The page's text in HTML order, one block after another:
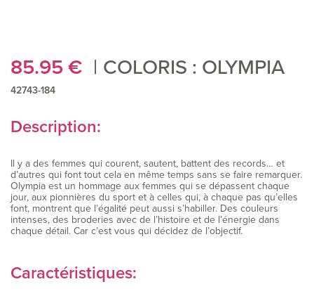
85.95 € COLORIS : OLYMPIA
42743-184
Description:
Il y a des femmes qui courent, sautent, battent des records… et
d’autres qui font tout cela en même temps sans se faire remarquer.
Olympia est un hommage aux femmes qui se dépassent chaque
jour, aux pionnières du sport et à celles qui, à chaque pas qu’elles
font, montrent que l’égalité peut aussi s’habiller. Des couleurs
intenses, des broderies avec de l’histoire et de l’énergie dans
chaque détail. Car c’est vous qui décidez de l’objectif.
Caractéristiques: